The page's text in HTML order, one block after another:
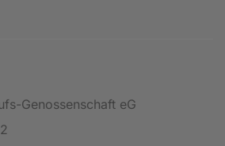
Genossenschaft eG